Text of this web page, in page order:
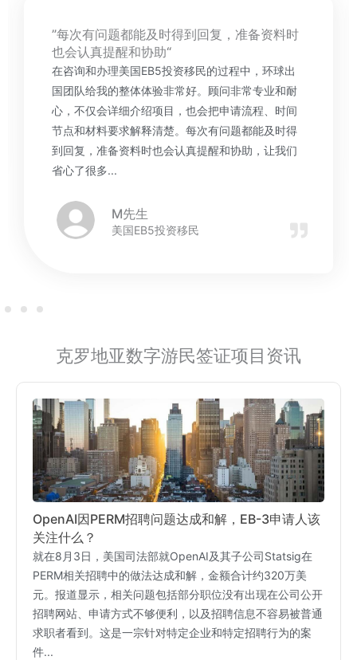
”感谢环球出国移民，让我足不出户就拿到了
心仪的居留身份“
最近在环球出国移民的帮助下，我的墨西哥非盈利
临时居留手续完美落地，整个过程出乎意料的顺
畅，必须来一波走心的好评！...
F先生
墨西哥非盈利居留签证
克罗地亚数字游民签证项目资讯
环球出国：从I-526E到绿卡，帮您全阶段复盘，每
一步都稳稳的！
EB-5新法案无疑是高净值家庭和留学生规划身份倍受青睐
的途径。尤其是政策红利 “预留配额免排队”+“双递交” 让很
多家庭快速赴美并提前享受绿卡待遇，很多朋友最关心的就
是：市场上机构吹得天花乱坠，到底谁手里有真实、批量的
成功案例？作为行业领先的移民机构，环球出国在EB-5项
目...